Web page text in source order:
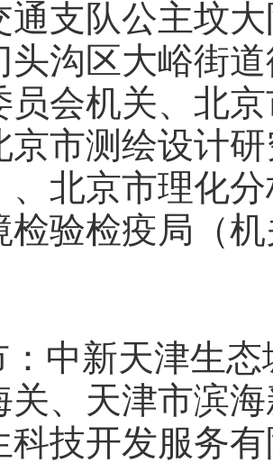
通支队公主坟
头沟区大峪街
员会机关、北
京市测绘设计
、北京市理化
检验检疫局（
：中新天津生
关、天津市滨
科技开发服务